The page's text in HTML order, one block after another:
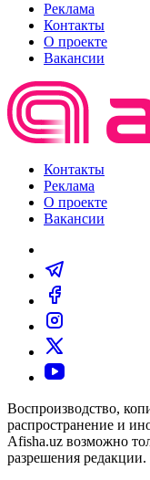
Реклама
Контакты
О проекте
Вакансии
Контакты
Реклама
О проекте
Вакансии
Воспроизводство,
распространение и
Afisha.uz возможно
разрешения редакции.